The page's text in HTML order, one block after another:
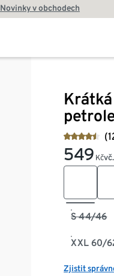
Novinky v obchodech
549 Kč
S 44/46
XXL 60/
Zjistit